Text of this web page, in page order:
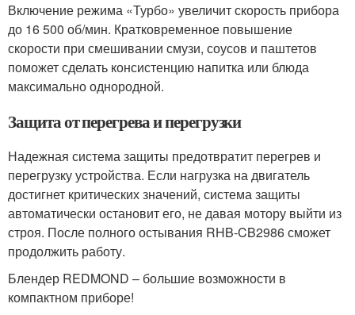
Включение режима «Турбо» увеличит скорость прибора
до 16 500 об/мин. Кратковременное повышение
скорости при смешивании смузи, соусов и паштетов
поможет сделать консистенцию напитка или блюда
максимально однородной.
Защита от перегрева и перегрузки
Надежная система защиты предотвратит перегрев и
перегрузку устройства. Если нагрузка на двигатель
достигнет критических значений, система защиты
автоматически остановит его, не давая мотору выйти из
строя. После полного остывания RHB-CB2986 сможет
продолжить работу.
Блендер REDMOND – большие возможности в
компактном приборе!